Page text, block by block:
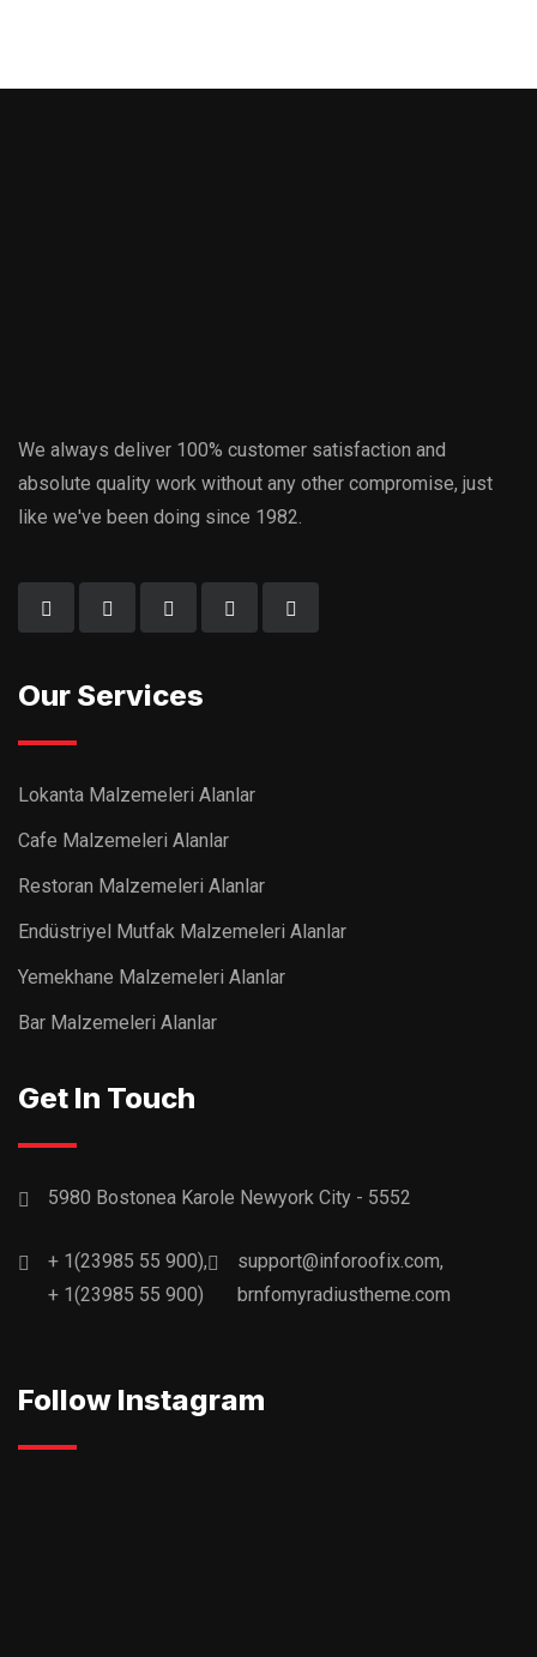
We always deliver 100% customer satisfaction and
absolute quality work without any other compromise, just
like we've been doing since 1982.
Our Services
Lokanta Malzemeleri Alanlar
Cafe Malzemeleri Alanlar
Restoran Malzemeleri Alanlar
Endüstriyel Mutfak Malzemeleri Alanlar
Yemekhane Malzemeleri Alanlar
Bar Malzemeleri Alanlar
Get In Touch
5980 Bostonea Karole Newyork City - 5552
+ 1(23985 55 900),
+ 1(23985 55 900)
support@inforoofix.com,
brnfomyradiustheme.com
Follow Instagram